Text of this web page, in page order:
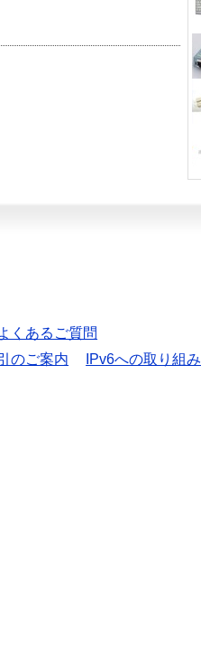
くあるご質問
のご案内
IPv6への取り組み